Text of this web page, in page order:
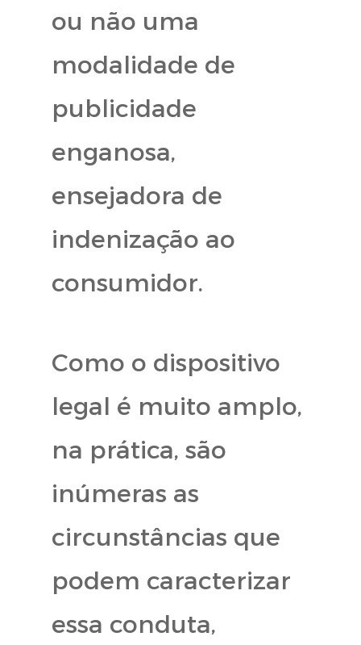
ou não uma
modalidade de
publicidade
enganosa,
ensejadora de
indenização ao
consumidor.
Como o dispositivo
legal é muito amplo,
na prática, são
inúmeras as
circunstâncias que
podem caracterizar
essa conduta,